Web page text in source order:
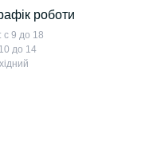
роботи
с 9 до 18
до 14